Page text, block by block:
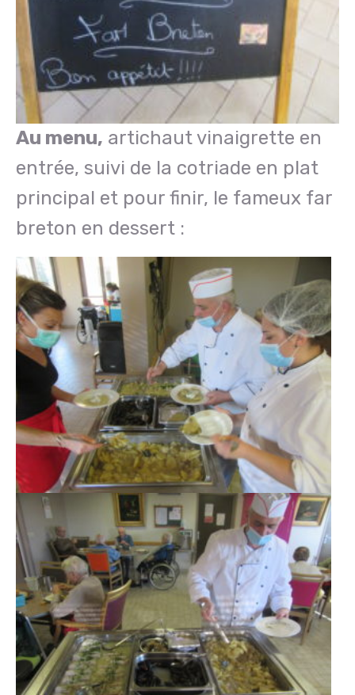
Au menu, artichaut vinaigrette en
entrée, suivi de la cotriade en plat
principal et pour finir, le fameux far
breton en dessert :